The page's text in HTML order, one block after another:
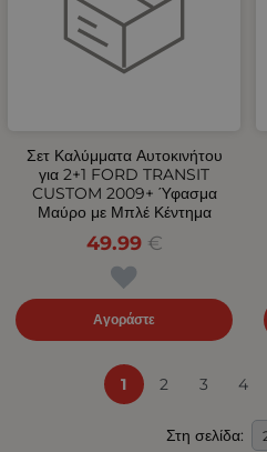
Σετ Καλύμματα Αυτοκινήτου
για 2+1 FORD TRANSIT
CUSTOM 2009+ Ύφασμα
Μαύρο με Μπλέ Κέντημα
49.99 €
Αγοράστε
1 2 3 4
Στη σελίδα: